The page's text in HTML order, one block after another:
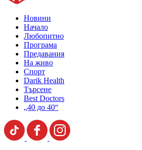
Новини
Начало
Любопитно
Програма
Предавания
На живо
Спорт
Darik Health
Търсене
Best Doctors
„40 до 40“